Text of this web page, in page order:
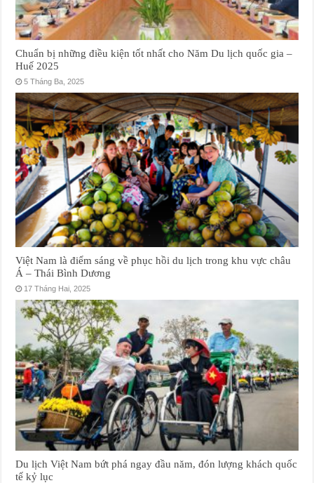
Chuẩn bị những điều kiện tốt nhất cho Năm Du lịch quốc gia –
Huế 2025
5 Tháng Ba, 2025
Việt Nam là điểm sáng về phục hồi du lịch trong khu vực châu
Á – Thái Bình Dương
17 Tháng Hai, 2025
Du lịch Việt Nam bứt phá ngay đầu năm, đón lượng khách quốc
tế kỷ lục